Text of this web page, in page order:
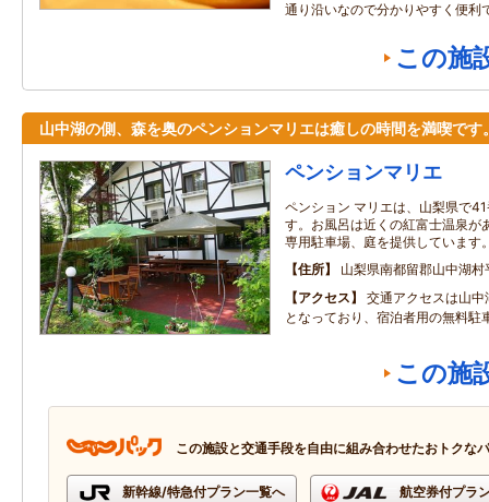
通り沿いなので分かりやすく便利
この施
山中湖の側、森を奥のペンションマリエは癒しの時間を満喫です
ペンションマリエ
ペンション マリエは、山梨県で
す。お風呂は近くの紅富士温泉が
専用駐車場、庭を提供しています
住所
山梨県南都留郡山中湖
アクセス
交通アクセスは山
となっており、宿泊者用の無料駐
この施
この施設と交通手段を自由に組み合わせたおトクな
新幹線/特急付プラン一覧へ 航空券付プラ